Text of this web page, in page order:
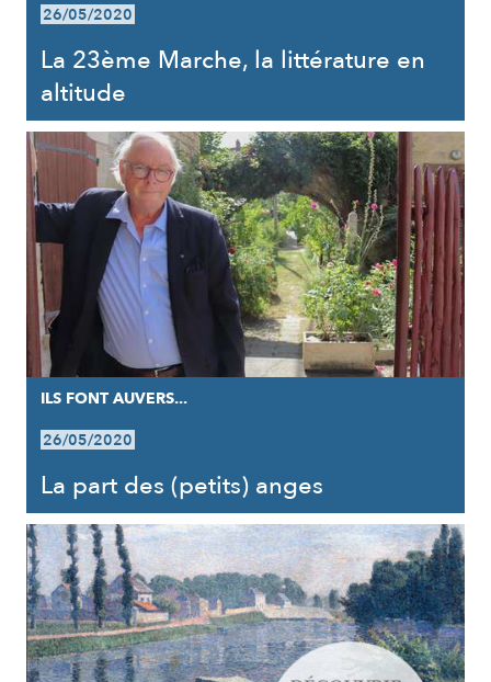
26/05/2020
La 23ème Marche, la littérature en
altitude
ILS FONT AUVERS...
26/05/2020
La part des (petits) anges